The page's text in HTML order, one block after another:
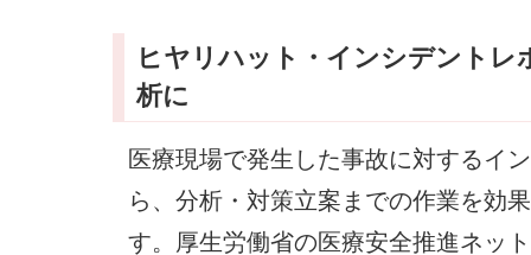
ヒヤリハット・インシデントレ
析に
医療現場で発生した事故に対するイ
ら、分析・対策立案までの作業を効
す。厚生労働省の医療安全推進ネッ